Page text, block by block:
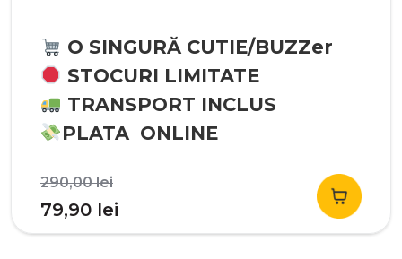
O SINGURĂ CUTIE/BUZZer
STOCURI LIMITATE
TRANSPORT INCLUS
PLATA ONLINE
290,00leiPrețul
inițial
a
79,90 lei
curent